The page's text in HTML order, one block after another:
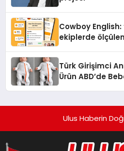
Cowboy
ekiplerde
Türk Girişimci
Ürün ABD’de
Ulus Haberin